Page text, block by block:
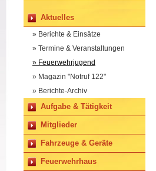
Aktuelles
» Berichte & Einsätze
» Termine & Veranstaltungen
» Feuerwehrjugend
» Magazin "Notruf 122"
» Berichte-Archiv
Aufgabe & Tätigkeit
Mitglieder
Fahrzeuge & Geräte
Feuerwehrhaus